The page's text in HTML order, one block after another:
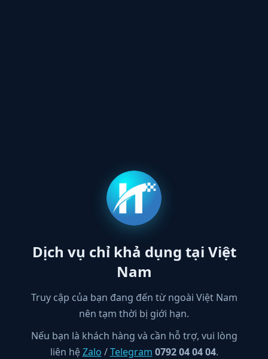
Dịch vụ chỉ khả dụng tại Việt
Nam
Truy cập của bạn đang đến từ ngoài Việt Nam
nên tạm thời bị giới hạn.
Nếu bạn là khách hàng và cần hỗ trợ, vui lòng
liên hệZalo /Telegram 0792 04 04 04.